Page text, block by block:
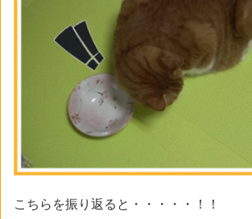
こちらを振り返ると・・・・・！！